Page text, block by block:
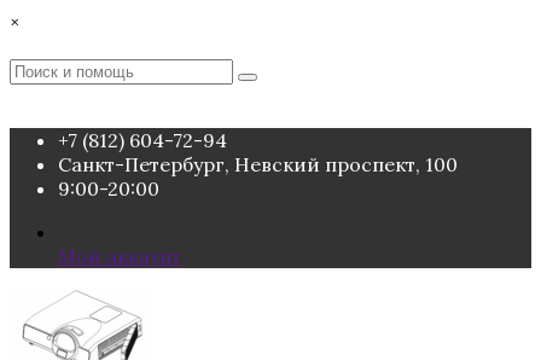
Перейти
содержимому
×
Поиск
Поиск
+7 (812) 604-72-94
Санкт-Петербург, Невский проспект, 100
9:00-20:00
Мой аккаунт